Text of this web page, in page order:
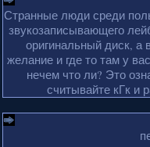
Странные люди среди
звукозаписывающего
оригинальный диск, а
желание и где то там у
нечем что ли? Это
считывайте кГк и